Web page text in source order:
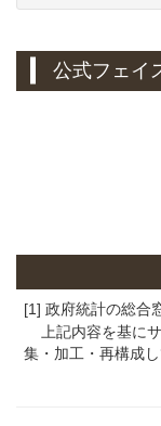
公式フェイ
[1] 政府統計の総合
上記内容を基に
集・加工・再構成